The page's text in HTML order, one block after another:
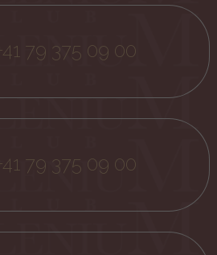
79 375 09 00
79 375 09 00